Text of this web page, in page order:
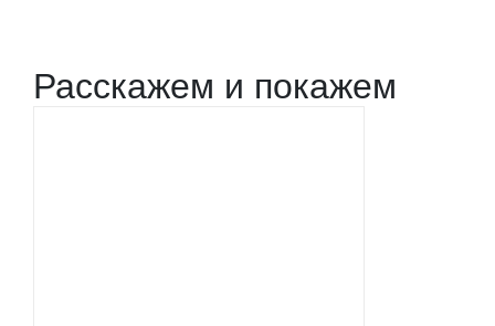
Расскажем и покажем